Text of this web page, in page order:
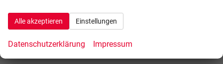
mit Multifunktionen, mit Lenkradheizung, mit Schaltwippen
Sitze
Isofix (Kindersitzbefestigung), Sitzheizung
Alle akzeptieren Einstellungen
Datenschutzerklärung Impressum